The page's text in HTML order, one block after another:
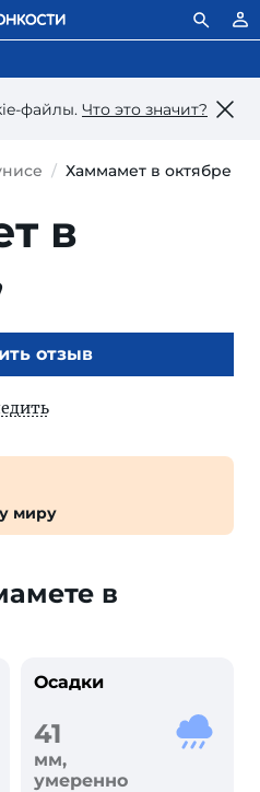
файлы. Что это значит?
Хаммамет в октябре
в
отзыв
миру
в
Осадки
41
мм,
умеренно